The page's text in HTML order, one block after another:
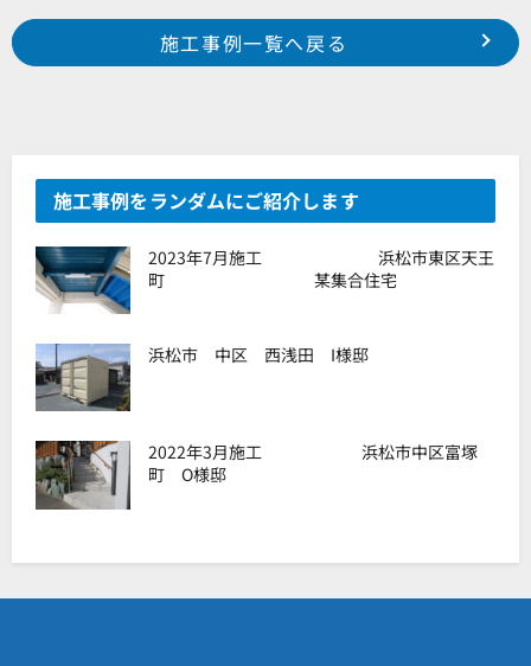
Prev
2022年4月施工 浜松市北区新都田 Y様邸
施工事例一覧へ戻る
施工事例をランダムにご紹介します
2023年7月施工 浜松市東区天王
町 某集合住宅
浜松市 中区 西浅田 I様邸
2022年3月施工 浜松市中区富塚
町 O様邸